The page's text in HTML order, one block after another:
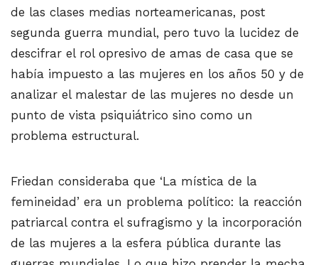
de las clases medias norteamericanas, post
segunda guerra mundial, pero tuvo la lucidez de
descifrar el rol opresivo de amas de casa que se
había impuesto a las mujeres en los años 50 y de
analizar el malestar de las mujeres no desde un
punto de vista psiquiátrico sino como un
problema estructural.
Friedan consideraba que ‘La mística de la
femineidad’ era un problema político: la reacción
patriarcal contra el sufragismo y la incorporación
de las mujeres a la esfera pública durante las